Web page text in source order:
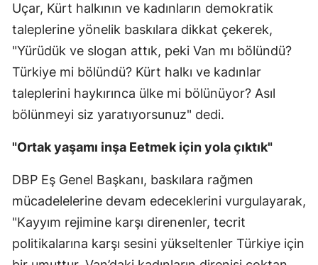
Uçar, Kürt halkının ve kadınların demokratik
taleplerine yönelik baskılara dikkat çekerek,
"Yürüdük ve slogan attık, peki Van mı bölündü?
Türkiye mi bölündü? Kürt halkı ve kadınlar
taleplerini haykırınca ülke mi bölünüyor? Asıl
bölünmeyi siz yaratıyorsunuz" dedi.
"Ortak yaşamı inşa Eetmek için yola çıktık"
DBP Eş Genel Başkanı, baskılara rağmen
mücadelelerine devam edeceklerini vurgulayarak,
"Kayyım rejimine karşı direnenler, tecrit
politikalarına karşı sesini yükseltenler Türkiye için